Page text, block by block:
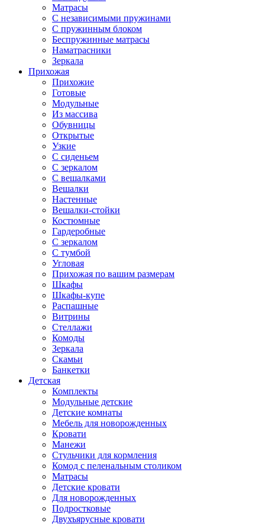
Матрасы
С независимыми пружинами
С пружинным блоком
Беспружинные матрасы
Наматрасники
Зеркала
Прихожая
Прихожие
Готовые
Модульные
Из массива
Обувницы
Открытые
Узкие
С сиденьем
С зеркалом
С вешалками
Вешалки
Настенные
Вешалки-стойки
Костюмные
Гардеробные
С зеркалом
С тумбой
Угловая
Прихожая по вашим размерам
Шкафы
Шкафы-купе
Распашные
Витрины
Стеллажи
Комоды
Зеркала
Скамьи
Банкетки
Детская
Комплекты
Модульные детские
Детские комнаты
Мебель для новорожденных
Кровати
Манежи
Стульчики для кормления
Комод с пеленальным столиком
Матрасы
Детские кровати
Для новорожденных
Подростковые
Двухъярусные кровати